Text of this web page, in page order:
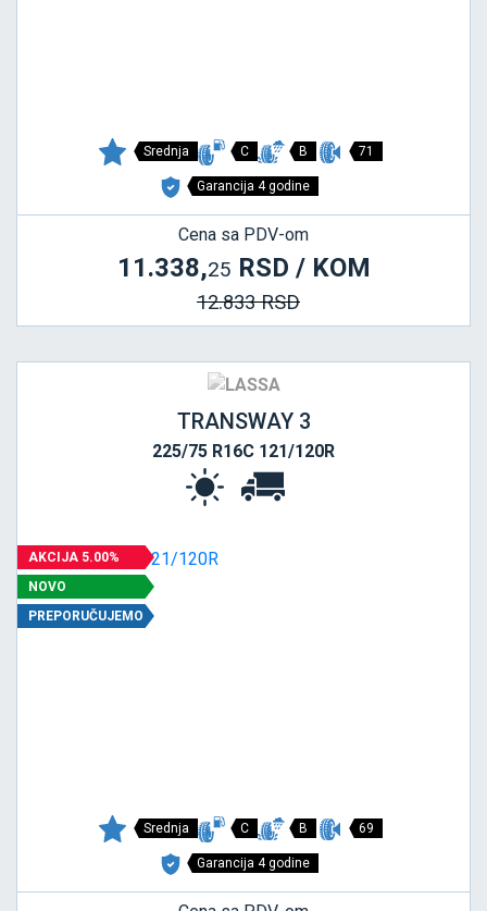
Srednja C B 71
Garancija 4 godine
Cena sa PDV-om
11.338,25 RSD / KOM
12.833 RSD
TRANSWAY 3
225/75 R16C 121/120R
AKCIJA 5.00%
NOVO
PREPORUČUJEMO
Srednja C B 69
Garancija 4 godine